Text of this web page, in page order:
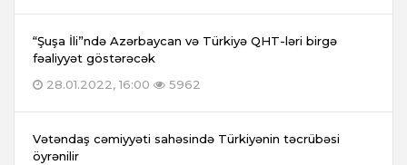
“Şuşa İli”ndə Azərbaycan və Türkiyə QHT-ləri birgə
fəaliyyət göstərəcək
28.01.2022, 16:00
5962
Vətəndaş cəmiyyəti sahəsində Türkiyənin təcrübəsi
öyrənilir